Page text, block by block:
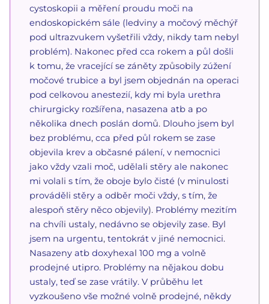
cystoskopii a měření proudu moči na
endoskopickém sále (ledviny a močový měchýř
pod ultrazvukem vyšetřili vždy, nikdy tam nebyl
problém). Nakonec před cca rokem a půl došli
k tomu, že vracející se záněty způsobily zúžení
močové trubice a byl jsem objednán na operaci
pod celkovou anestezií, kdy mi byla urethra
chirurgicky rozšířena, nasazena atb a po
několika dnech poslán domů. Dlouho jsem byl
bez problému, cca před půl rokem se zase
objevila krev a občasné pálení, v nemocnici
jako vždy vzali moč, udělali stěry ale nakonec
mi volali s tím, že oboje bylo čisté (v minulosti
prováděli stěry a odběr moči vždy, s tím, že
alespoň stěry něco objevily). Problémy mezitím
na chvíli ustaly, nedávno se objevily zase. Byl
jsem na urgentu, tentokrát v jiné nemocnici.
Nasazeny atb doxyhexal 100 mg a volně
prodejné utipro. Problémy na nějakou dobu
ustaly, teď se zase vrátily. V průběhu let
vyzkoušeno vše možné volně prodejné, někdy